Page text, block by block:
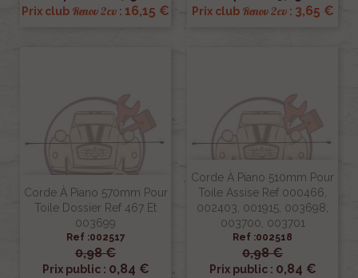
Prix club Renov 2cv : 16,15 € Prix club Renov 2cv: 3,65 €
Corde À Piano 570mm Pour
Toile Dossier Ref 467 Et
003699
Ref :002517
0,98 €
Prix public : 0,84 €
Corde À Piano 510mm Pour
Toile Assise Ref 000466,
002403, 001915, 003698,
003700, 003701
Ref :002518
0,98 €
Prix public : 0,84 €